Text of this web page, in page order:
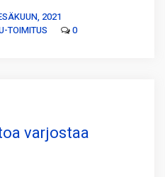
2021
TOIMITUS
0
varjostaa